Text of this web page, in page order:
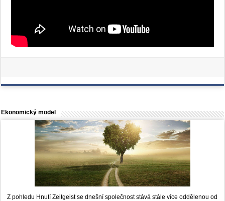
Ekonomický model
Z pohledu Hnutí Zeitgeist se dnešní společnost stává stále více oddělenou od